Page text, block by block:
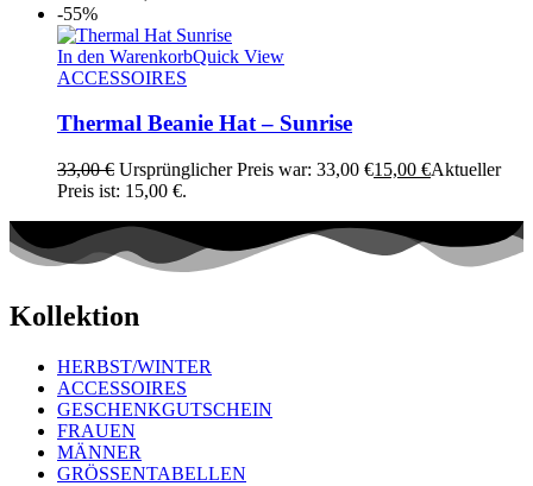
-55%
In den WarenkorbQuick View
ACCESSOIRES
Thermal Beanie Hat – Sunrise
33,00€ Ursprünglicher Preis war: 33,00 €15,00 €Aktueller
Preis ist: 15,00 €.
Kollektion
HERBST/WINTER
ACCESSOIRES
GESCHENKGUTSCHEIN
FRAUEN
MÄNNER
GRÖSSENTABELLEN